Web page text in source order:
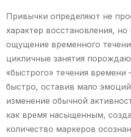
Привычки определяют не
характер восстановления,
ощущение временного
цикличные занятия
«быстрого» течения
быстро, оставив мало
изменение обычной
как время насыщенным,
количество маркеров